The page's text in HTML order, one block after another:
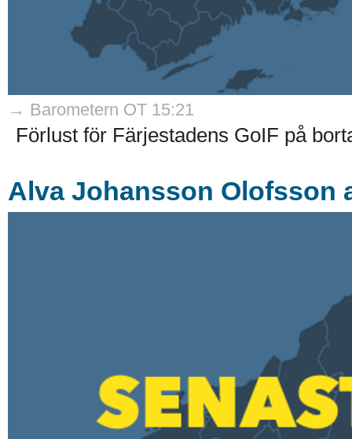
→ Barometern OT 15:21
Förlust för Färjestadens GoIF på
Alva Johansson Olofsson